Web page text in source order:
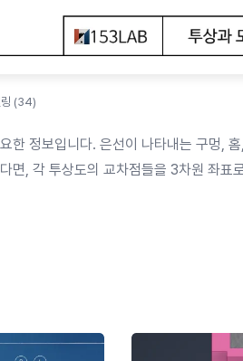
링 (34)
정보입니다. 은선이 나타내는 구멍,
면, 각 투상도의 교차점들을 3차원 좌표